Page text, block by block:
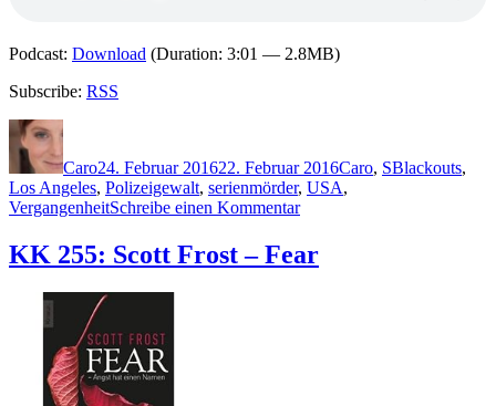
Podcast: Download (Duration: 3:01 — 2.8MB)
Subscribe: RSS
Autor
Caro24. Februar 201622. Februar 2016Caro, SBlackouts,
Los Angeles, Polizeigewalt, serienmörder, USA,
VergangenheitSchreibe einen Kommentarzu
Stevens
KK 255: Scott Frost – Fear